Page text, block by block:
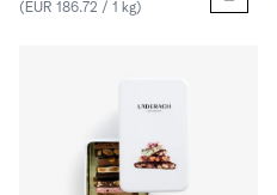
(EUR 186.72 / 1 kg)